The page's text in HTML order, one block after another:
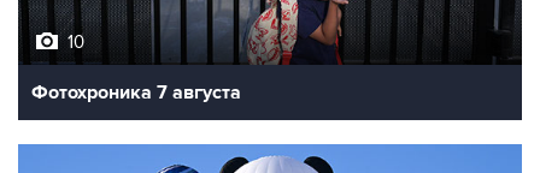
10
Фотохроника 7 августа